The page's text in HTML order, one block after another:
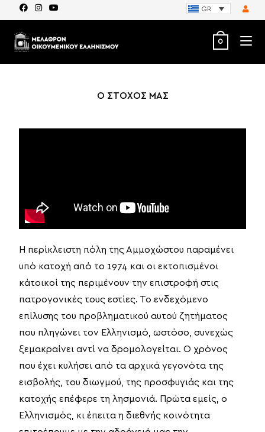
GR
0
Ο ΣΤΟΧΟΣ ΜΑΣ
Η περίκλειστη πόλη της Αμμοχώστου παραμένει
υπό κατοχή από το 1974 και οι εκτοπισμένοι
κάτοικοί της περιμένουν την επιστροφή στις
πατρογονικές τους εστίες. Το ενδεχόμενο
επίλυσης του προβληματικού αυτού ζητήματος
που πληγώνει τον Ελληνισμό, ωστόσο, συνεχώς
ξεμακραίνει αντί να δρομολογείται. Ο χρόνος
που έχει κυλήσει από τα αρχικά γεγονότα της
εισβολής, του διωγμού, της προσφυγιάς και της
κατοχής επέφερε τη λησμονιά. Πρώτα εμείς, ο
Ελληνισμός, κι έπειτα η διεθνής κοινότητα